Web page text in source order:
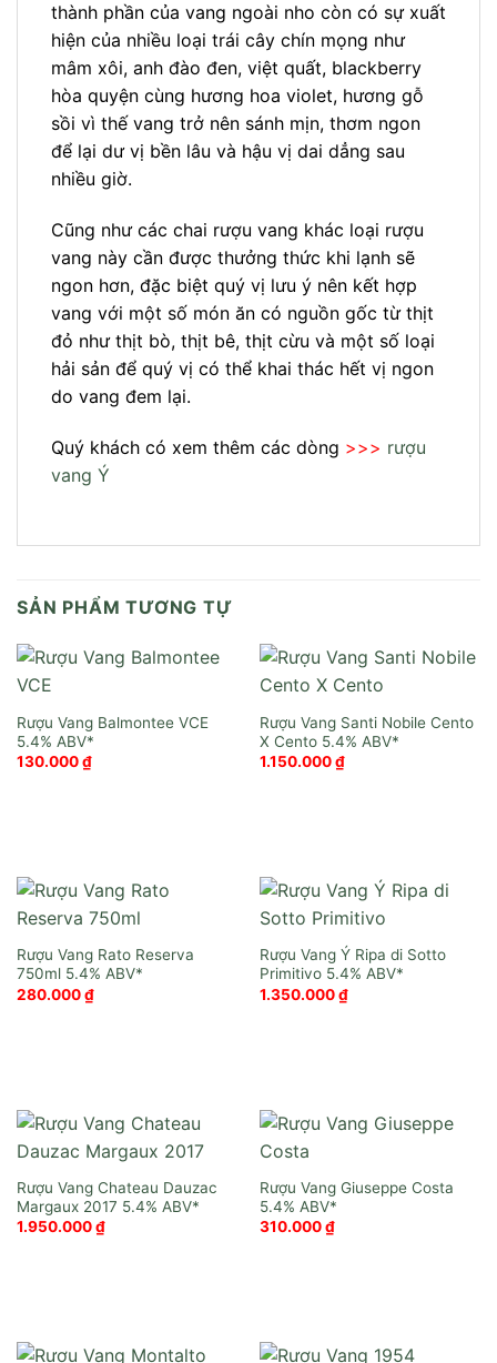
thành phần của vang ngoài nho còn có sự xuất
hiện của nhiều loại trái cây chín mọng như
mâm xôi, anh đào đen, việt quất, blackberry
hòa quyện cùng hương hoa violet, hương gỗ
sồi vì thế vang trở nên sánh mịn, thơm ngon
để lại dư vị bền lâu và hậu vị dai dẳng sau
nhiều giờ.
Cũng như các chai rượu vang khác loại rượu
vang này cần được thưởng thức khi lạnh sẽ
ngon hơn, đặc biệt quý vị lưu ý nên kết hợp
vang với một số món ăn có nguồn gốc từ thịt
đỏ như thịt bò, thịt bê, thịt cừu và một số loại
hải sản để quý vị có thể khai thác hết vị ngon
do vang đem lại.
Quý khách có xem thêm các dòng >>> rượu
vang Ý
SẢN PHẨM TƯƠNG TỰ
Rượu Vang Balmontee VCE
130.000₫
Rượu Vang Santi Nobile Cento
X Cento
1.150.000₫
Rượu Vang Rato Reserva
750ml
280.000₫
Rượu Vang Ý Ripa di Sotto
Primitivo
1.350.000₫
Rượu Vang Chateau Dauzac
Margaux 2017
1.950.000₫
Rượu Vang Giuseppe Costa
310.000₫